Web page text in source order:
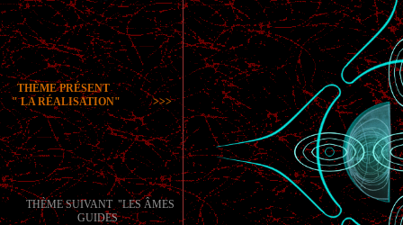
THÈME PRÉSENT
" LA RÉALISATION" >>>
THÈME SUIVANT "LES ÂMES
GUIDES